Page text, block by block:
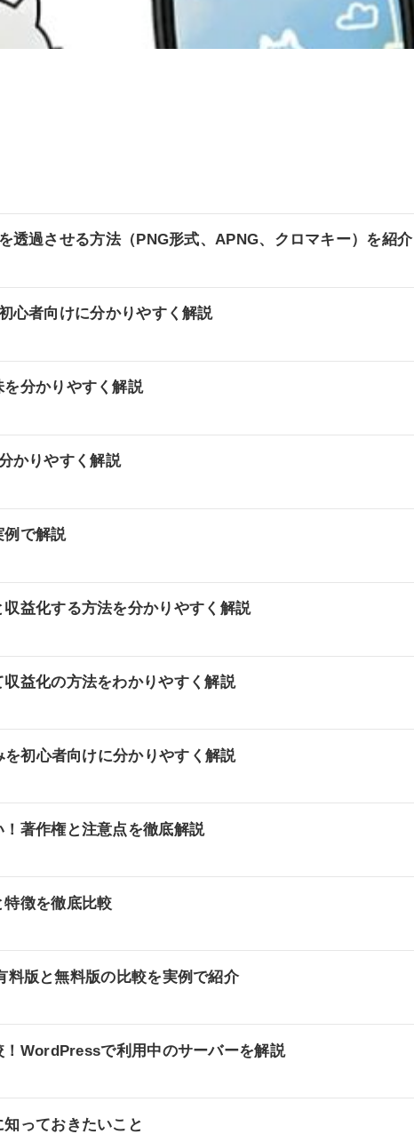
透過させる方法（PNG形式、APNG、クロマキー）を紹介
心者向けに分かりやすく解説
分かりやすく解説
かりやすく解説
例で解説
益化する方法を分かりやすく解説
益化の方法をわかりやすく解説
初心者向けに分かりやすく解説
！著作権と注意点を徹底解説
徴を徹底比較
版と無料版の比較を実例で紹介
WordPressで利用中のサーバーを解説
っておきたいこと